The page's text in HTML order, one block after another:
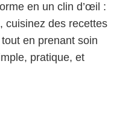
en un clin d’œil :
cuisinez des recettes
en prenant soin
pratique, et